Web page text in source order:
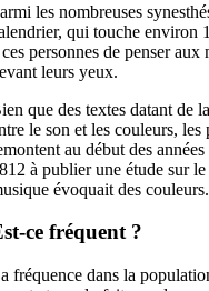
les nombreuses
qui touche environ
personnes de penser
leurs yeux.
que des textes datant de
le son et les couleurs, les
au début des
à publier une étude sur
évoquait des couleurs.
ce fréquent ?
fréquence dans la